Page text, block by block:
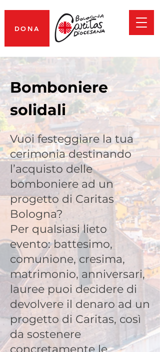
DONA
Bomboniere
solidali
Vuoi festeggiare la tua
cerimonia destinando
l’acquisto delle
bomboniere ad un
progetto di Caritas
Bologna?
Per qualsiasi lieto
evento: battesimo,
comunione, cresima,
matrimonio, anniversari,
lauree puoi decidere di
devolvere il denaro ad un
progetto di Caritas, così
da sostenere
concretamente le